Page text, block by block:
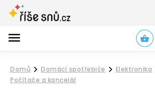
Domů
/
Domácí spotřebiče
/
Elektronika
Počítače a kancelář